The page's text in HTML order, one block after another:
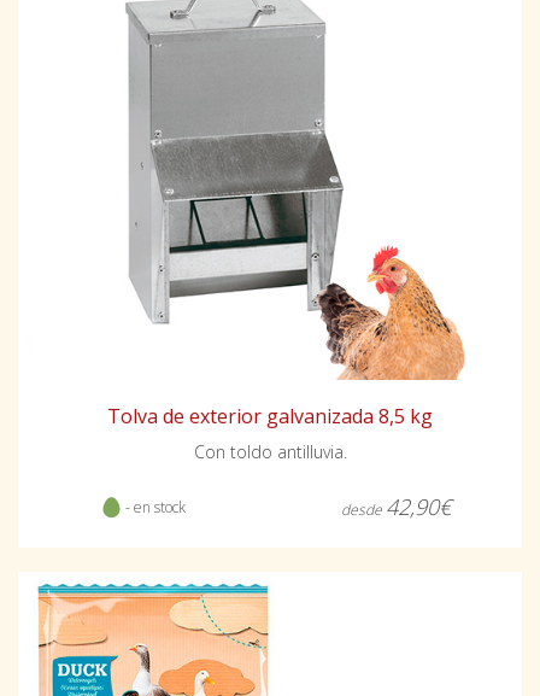
Tolva de exterior galvanizada 8,5 kg
Con toldo antilluvia.
- en stock desde 42,90€